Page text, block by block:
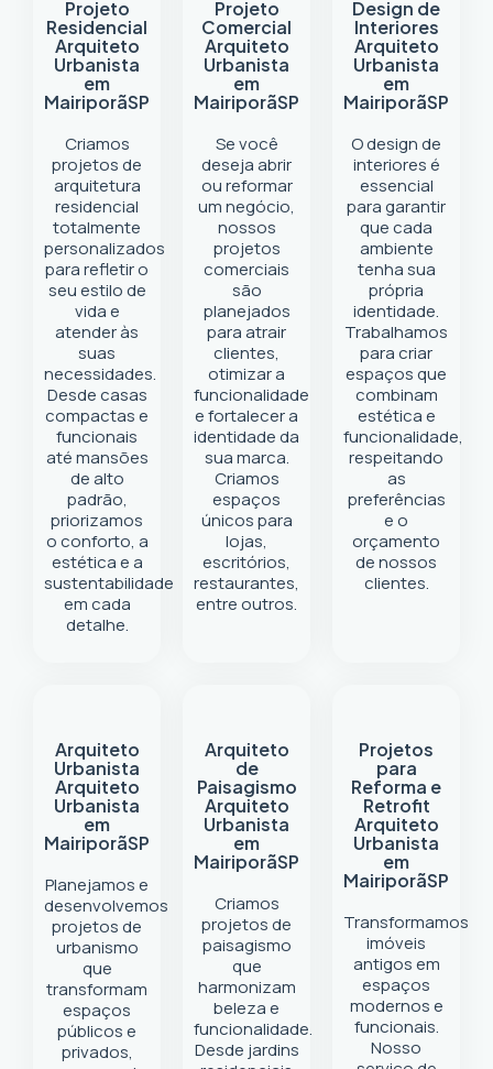
Projeto
Residencial
Arquiteto
Urbanista
em
MairiporãSP
Criamos
projetos de
arquitetura
residencial
totalmente
personalizados
para refletir o
seu estilo de
vida e
atender às
suas
necessidades.
Desde casas
compactas e
funcionais
até mansões
de alto
padrão,
priorizamos
o conforto, a
estética e a
sustentabilidade
em cada
detalhe.
Projeto
Comercial
Arquiteto
Urbanista
em
MairiporãSP
Se você
deseja abrir
ou reformar
um negócio,
nossos
projetos
comerciais
são
planejados
para atrair
clientes,
otimizar a
funcionalidade
e fortalecer a
identidade da
sua marca.
Criamos
espaços
únicos para
lojas,
escritórios,
restaurantes,
entre outros.
Design de
Interiores
Arquiteto
Urbanista
em
MairiporãSP
O design de
interiores é
essencial
para garantir
que cada
ambiente
tenha sua
própria
identidade.
Trabalhamos
para criar
espaços que
combinam
estética e
funcionalidade,
respeitando
as
preferências
e o
orçamento
de nossos
clientes.
Arquiteto
Urbanista
Arquiteto
Urbanista
em
MairiporãSP
Planejamos e
desenvolvemos
projetos de
urbanismo
que
transformam
espaços
públicos e
privados,
Arquiteto
de
Paisagismo
Arquiteto
Urbanista
em
MairiporãSP
Criamos
projetos de
paisagismo
que
harmonizam
beleza e
funcionalidade.
Desde jardins
Projetos
para
Reforma e
Retrofit
Arquiteto
Urbanista
em
MairiporãSP
Transformamos
imóveis
antigos em
espaços
modernos e
funcionais.
Nosso